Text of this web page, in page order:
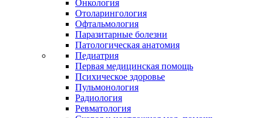
Онкология
Отоларингология
Офтальмология
Паразитарные болезни
Патологическая анатомия
Педиатрия
Первая медицинская помощь
Психическое здоровье
Пульмонология
Радиология
Ревматология